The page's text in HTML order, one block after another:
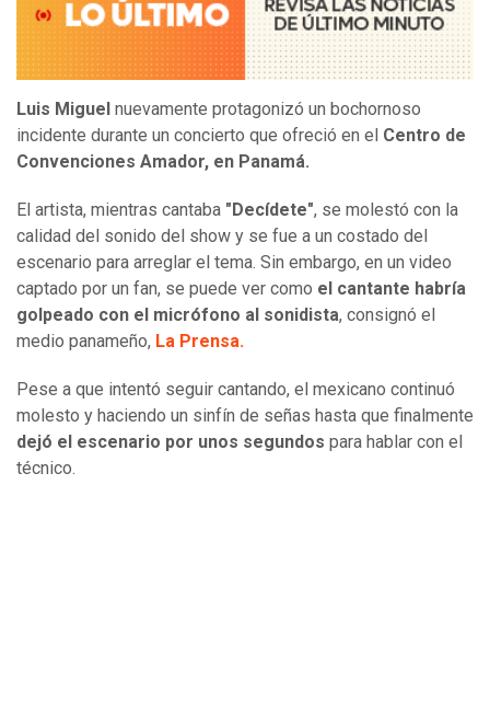
Luis Miguel nuevamente protagonizó un bochornoso
incidente durante un concierto que ofreció en el Centro de
Convenciones Amador, en Panamá.
El artista, mientras cantaba "Decídete", se molestó con la
calidad del sonido del show y se fue a un costado del
escenario para arreglar el tema. Sin embargo, en un video
captado por un fan, se puede ver como el cantante habría
golpeado con el micrófono al sonidista, consignó el
medio panameño, La Prensa.
Pese a que intentó seguir cantando, el mexicano continuó
molesto y haciendo un sinfín de señas hasta que finalmente
dejó el escenario por unos segundos para hablar con el
técnico.